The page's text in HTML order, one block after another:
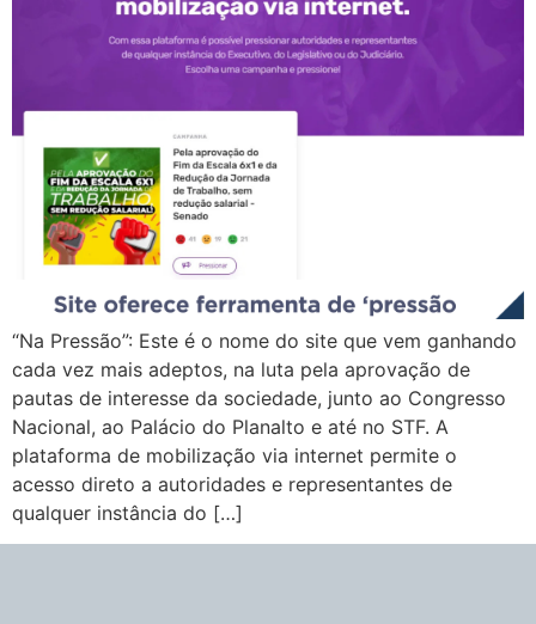
“Na Pressão”: Este é o nome do site que vem ganhando
cada vez mais adeptos, na luta pela aprovação de
pautas de interesse da sociedade, junto ao Congresso
Nacional, ao Palácio do Planalto e até no STF. A
plataforma de mobilização via internet permite o
acesso direto a autoridades e representantes de
qualquer instância do […]